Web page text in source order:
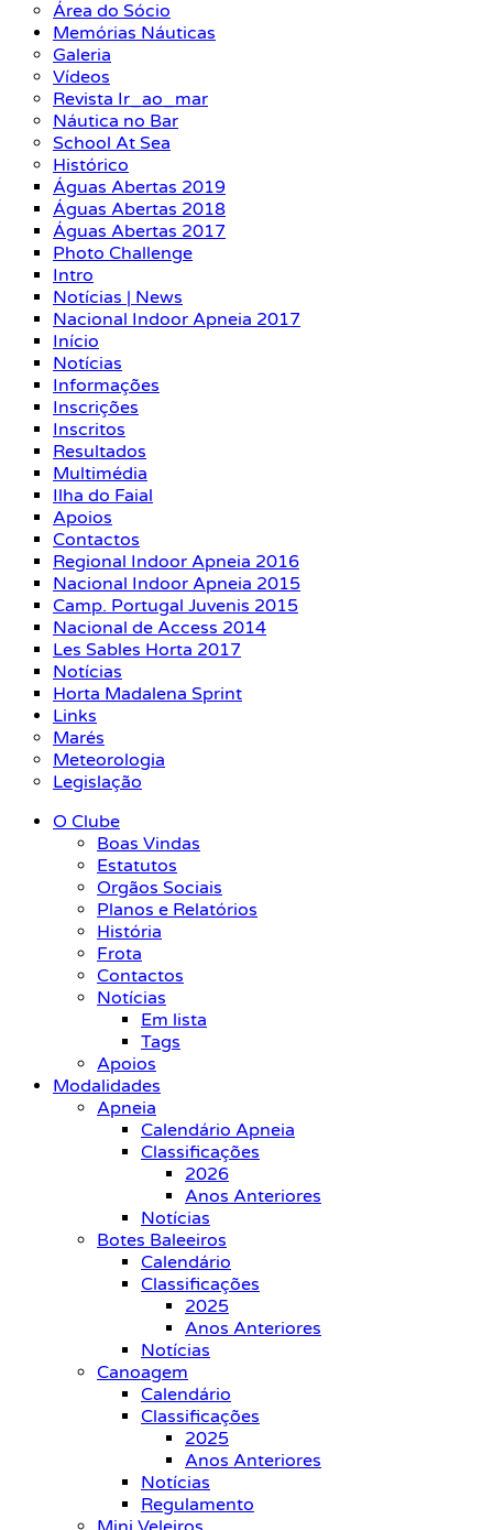
Área do Sócio
Memórias Náuticas
Galeria
Vídeos
Revista Ir_ao_mar
Náutica no Bar
School At Sea
Histórico
Águas Abertas 2019
Águas Abertas 2018
Águas Abertas 2017
Photo Challenge
Intro
Notícias | News
Nacional Indoor Apneia 2017
Início
Notícias
Informações
Inscrições
Inscritos
Resultados
Multimédia
Ilha do Faial
Apoios
Contactos
Regional Indoor Apneia 2016
Nacional Indoor Apneia 2015
Camp. Portugal Juvenis 2015
Nacional de Access 2014
Les Sables Horta 2017
Notícias
Horta Madalena Sprint
Links
Marés
Meteorologia
Legislação
O Clube
Boas Vindas
Estatutos
Orgãos Sociais
Planos e Relatórios
História
Frota
Contactos
Notícias
Em lista
Tags
Apoios
Modalidades
Apneia
Calendário Apneia
Classificações
2026
Anos Anteriores
Notícias
Botes Baleeiros
Calendário
Classificações
2025
Anos Anteriores
Notícias
Canoagem
Calendário
Classificações
2025
Anos Anteriores
Notícias
Regulamento